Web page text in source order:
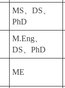
MS、DS、
PhD
M.Eng、
DS、PhD
ME